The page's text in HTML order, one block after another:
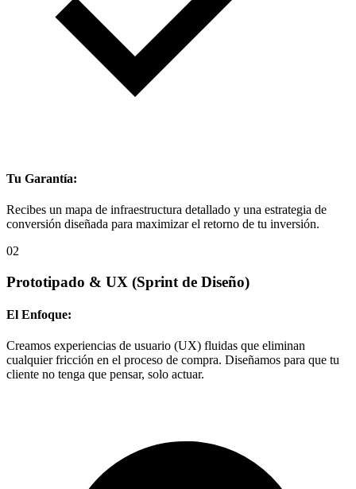
Tu Garantía:
Recibes un mapa de infraestructura detallado y una estrategia de
conversión diseñada para maximizar el retorno de tu inversión.
02
Prototipado & UX (Sprint de Diseño)
El Enfoque:
Creamos experiencias de usuario (UX) fluidas que eliminan
cualquier fricción en el proceso de compra. Diseñamos para que tu
cliente no tenga que pensar, solo actuar.